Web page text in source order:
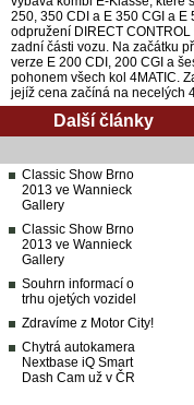
250, 350 CDI a E 350 CGI a
odpružení DIRECT
zadní části vozu. Na začátku
verze E 200 CDI, 200 CGI a
pohonem všech kol 4MATIC.
jejíž cena začíná na necelých
Další články
Classic Show Brno
2013 ve Wannieck
Gallery
Classic Show Brno
2013 ve Wannieck
Gallery
Souhrn informací o
trhu ojetých vozidel
Zdravíme z Motor City!
Chytrá autokamera
Nextbase iQ Smart
Dash Cam už v ČR